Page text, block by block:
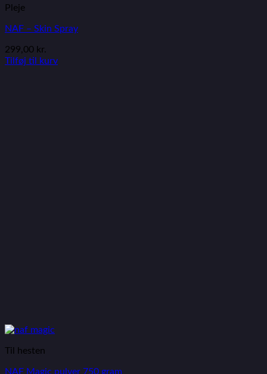
Pleje
NAF – Skin Spray
299,00 kr.
Tilføj til kurv
Til hesten
NAF Magic pulver 750 gram